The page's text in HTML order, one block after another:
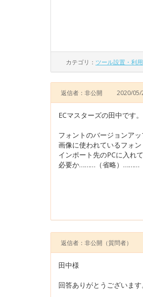
カテゴリ： ツール設置・利用
返信者：非公開 2020/05/
ECマスターズの田中です。
フォントのバージョンアッ
画像に使われているフォン
インポート先のPCに入れ
必要か………（省略）………
返信者：非公開 （質問者）
田中様
回答ありがとうございます